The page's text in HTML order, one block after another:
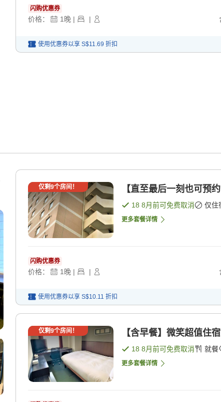
闪购优惠券
价格： 1晚 | |
使用优惠券以享 S$11.69 折扣
仅剩9个房间！ 【直至最后一刻也可预
18 8月前可免费取消 仅住
更多套餐详情
闪购优惠券
价格： 1 晚 | |
使用优惠券以享 S$10.11 折扣
仅剩9个房间！ 【含早餐】微笑超值住
18 8月前可免费取消 就餐
更多套餐详情